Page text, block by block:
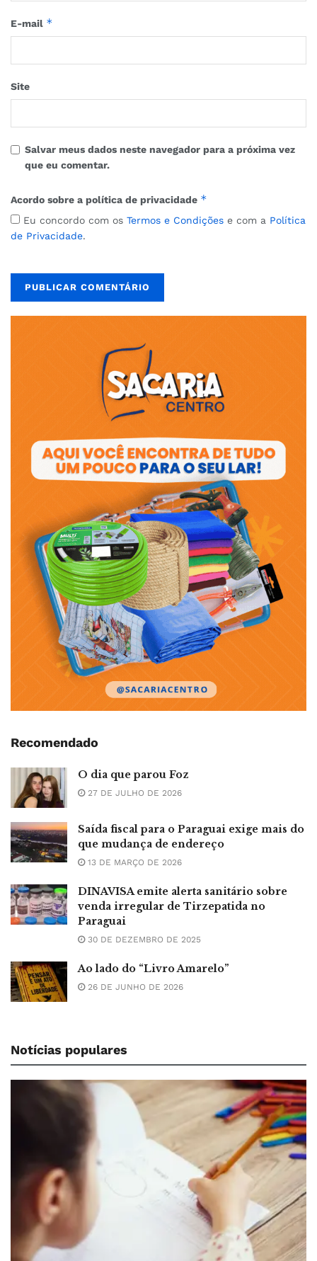
E-mail *
Site
Salvar meus dados neste navegador para a próxima vez
que eu comentar.
Acordo sobre a política de privacidade *
Eu concordo com os Termos e Condições e com a Política
de Privacidade.
Recomendado
O dia que parou Foz
27 DE JULHO DE 2026
Saída fiscal para o Paraguai exige mais do
que mudança de endereço
13 DE MARÇO DE 2026
DINAVISA emite alerta sanitário sobre
venda irregular de Tirzepatida no
Paraguai
30 DE DEZEMBRO DE 2025
Ao lado do “Livro Amarelo”
26 DE JUNHO DE 2026
Notícias populares